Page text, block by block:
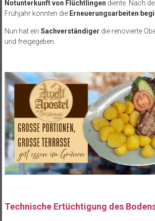
Notunterkunft von Flüchtlingen diente. Nach
Frühjahr konnten die Erneuerungsarbeiten
Nun hat ein Sachverständiger die renovierte
und freigegeben.
Technische Ertüchtigung des